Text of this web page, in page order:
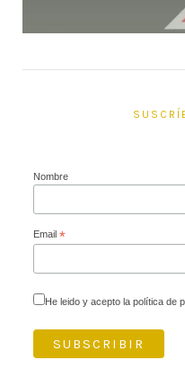
Nombre
Email *
He leido y acepto la política de